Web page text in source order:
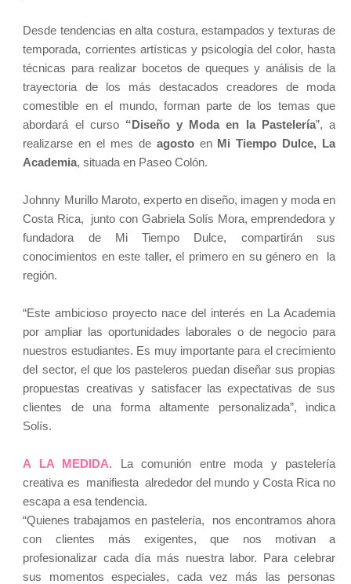
Desde tendencias en alta costura, estampados y texturas de
temporada, corrientes artísticas y psicología del color, hasta
técnicas para realizar bocetos de queques y análisis de la
trayectoria de los más destacados creadores de moda
comestible en el mundo, forman parte de los temas que
abordará el curso “Diseño y Moda en la Pastelería”, a
realizarse en el mes deagostoen Mi Tiempo Dulce, La
Academia, situada en Paseo Colón.
Johnny Murillo Maroto, experto en diseño, imagen y moda en
Costa Rica, junto con Gabriela Solís Mora, emprendedora y
fundadora de Mi Tiempo Dulce, compartirán sus
conocimientos en este taller, el primero en su género en la
región.
“Este ambicioso proyecto nace del interés en La Academia
por ampliar las oportunidades laborales o de negocio para
nuestros estudiantes. Es muy importante para el crecimiento
del sector, el que los pasteleros puedan diseñar sus propias
propuestas creativas y satisfacer las expectativas de sus
clientes de una forma altamente personalizada”, indica
Solís.
A LA MEDIDA.
La comunión entre moda y pastelería
creativa es manifiesta alrededor del mundo y Costa Rica no
escapa a esa tendencia.
“Quienes trabajamos en pastelería, nos encontramos ahora
con clientes más exigentes, que nos motivan a
profesionalizar cada día más nuestra labor. Para celebrar
sus momentos especiales, cada vez más las personas